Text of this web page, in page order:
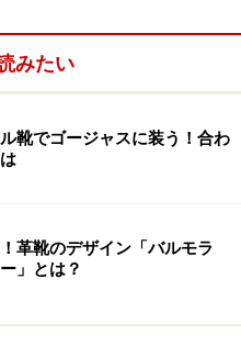
張力の遥かに小さい溶剤
い時に比べ表面張力の差
たまま、外部の水を弾か
みたい
靴でゴージャスに装う！合わ
革靴のデザイン「バルモラ
」とは？